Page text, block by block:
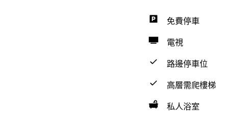
免費停車
電視
路邊停車位
高層需爬樓梯
私人浴室